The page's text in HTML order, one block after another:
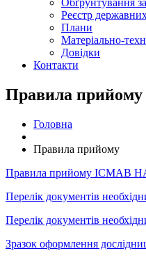
Обґрунтування
Реєстр
Плани
Матеріально-
Довідки
Контакти
Правила прийому
Головна
Правила прийому
Правила прийому ІСМАВ
Перелік документів
Перелік документів
Зразок оформлення